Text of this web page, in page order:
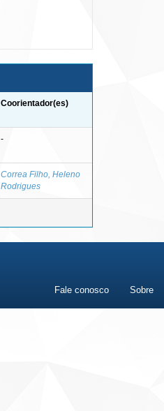
Coorientador(es)
-
Correa Filho, Heleno
Rodrigues
Fale conosco Sobre